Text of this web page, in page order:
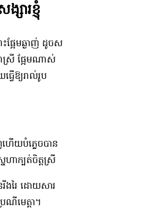
សារខ្ញុំ
ផ្អែមឆ្ងាញ់ ដូចស
ស្រី ផ្អែមណាស់
វើឱ្យរាល់រូប
ើយបំភ្លេចបាន
ាក្បត់ចិត្តស្រី
ងរៃ ដោយសារ
ណីមេត្តា។